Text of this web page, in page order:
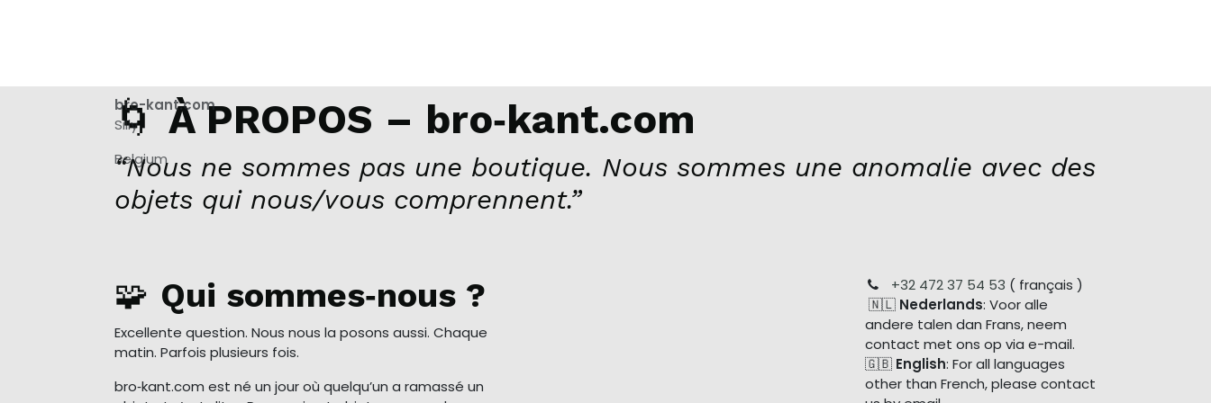
🌀À PROPOS – bro‑kant.com
“Nous ne sommes pas une boutique. Nous sommes une anomalie avec des
objets qui nous/vous comprennent.”
🧩 Qui sommes‑nous ?
Excellente question. Nous nous la posons aussi. Chaque
matin. Parfois plusieurs fois.
bro‑kant.com est né un jour où quelqu’un a ramassé un
+32 472 37 54 53 ( français )
🇳🇱 Nederlands: Voor alle
andere talen dan Frans, neem
contact met ons op via e-mail.
🇬🇧 English: For all languages
other than French, please contact
bro-kant.com
Silly
Belgium